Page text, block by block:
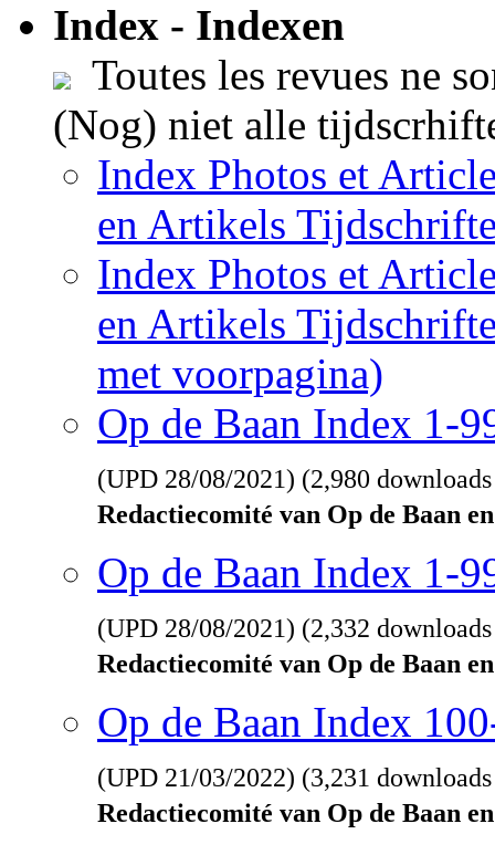
Index - Indexen
Toutes les revues ne
(Nog) niet alle
Index Photos et
en Artikels
Index Photos et
en Artikels
met voorpagina)
Op de Baan Index 1-
(UPD 28/08/2021) (2,980
Redactiecomité van Op de Baan
Op de Baan Index 1-
(UPD 28/08/2021) (2,332
Redactiecomité van Op de Baan
Op de Baan Index
(UPD 21/03/2022) (3,231
Redactiecomité van Op de Baan